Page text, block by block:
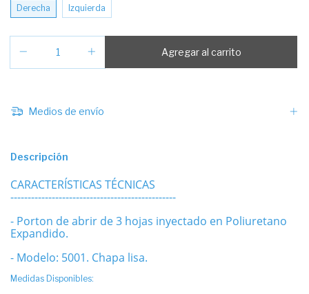
Derecha Izquierda
Medios de envío
Descripción
CARACTERÍSTICAS TÉCNICAS
------------------------------------------------
- Porton de abrir de 3 hojas inyectado en Poliuretano
Expandido.
- Modelo: 5001. Chapa lisa.
Medidas Disponibles: